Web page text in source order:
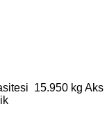
15.950 kg Aks